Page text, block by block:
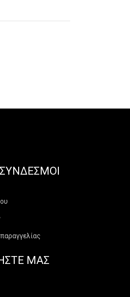
ΜΑΣ